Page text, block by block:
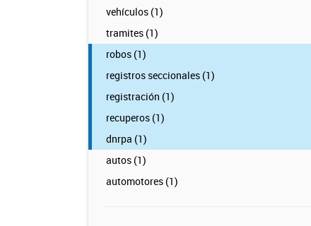
vehículos (1)
tramites (1)
robos (1)
registros seccionales (1)
registración (1)
recuperos (1)
dnrpa (1)
autos (1)
automotores (1)